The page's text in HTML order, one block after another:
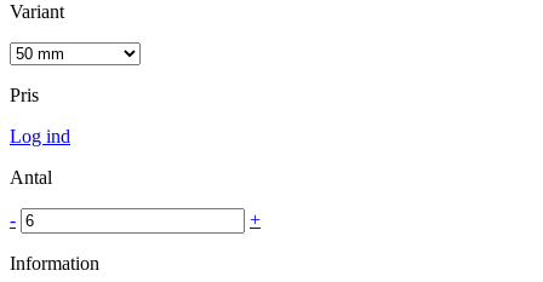
Variant
Pris
Log ind
Antal
- +
Information